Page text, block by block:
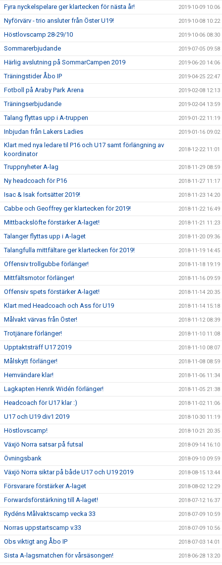
Fyra nyckelspelare ger klartecken för nästa år! 2019-10-09 10:06
Nyförvärv - trio ansluter från Öster U19! 2019-10-08 10:22
Höstlovscamp 28-29/10 2019-10-06 08:30
Sommarerbjudande 2019-07-05 09:58
Härlig avslutning på SommarCampen 2019 2019-06-20 14:06
Träningstider Åbo IP 2019-04-25 22:47
Fotboll på Araby Park Arena 2019-02-08 12:13
Träningserbjudande 2019-02-04 13:59
Talang flyttas upp i A-truppen 2019-01-22 11:19
Inbjudan från Lakers Ladies 2019-01-16 09:02
Klart med nya ledare til P16 och U17 samt förlängning av
koordinator
2018-12-22 11:01
Truppnyheter A-lag 2018-11-29 08:59
Ny headcoach för P16 2018-11-27 11:17
Isac & Isak fortsätter 2019! 2018-11-23 14:20
Cabbe och Geoffrey ger klartecken för 2019! 2018-11-22 16:49
Mittbackslöfte förstärker A-laget! 2018-11-21 11:23
Talanger flyttas upp i A-laget 2018-11-20 09:36
Talangfulla mittfältare ger klartecken för 2019! 2018-11-19 14:45
Offensiv trollgubbe förlänger! 2018-11-18 19:19
Mittfältsmotor förlänger! 2018-11-16 09:59
Offensiv spets förstärker A-laget! 2018-11-14 20:35
Klart med Headcoach och Ass för U19 2018-11-14 15:18
Målvakt värvas från Öster! 2018-11-12 08:39
Trotjänare förlänger! 2018-11-10 11:08
Upptaktsträff U17 2019 2018-11-10 08:07
Målskytt förlänger! 2018-11-08 08:59
Hemvändare klar! 2018-11-06 11:34
Lagkapten Henrik Widén förlänger! 2018-11-05 21:38
Headcoach för U17 klar :) 2018-11-02 11:06
U17 och U19 div1 2019 2018-10-30 11:19
Höstlovscamp! 2018-10-21 20:35
Växjö Norra satsar på futsal 2018-09-14 16:10
Övningsbank 2018-09-10 09:59
Växjö Norra siktar på både U17 och U19 2019 2018-08-15 13:44
Försvarare förstärker A-laget 2018-08-02 12:29
Forwardsförstärkning till A-laget! 2018-07-12 16:37
Rydéns Målvaktscamp vecka 33 2018-07-09 10:59
Norras uppstartscamp v.33 2018-07-09 10:56
Obs viktigt ang Åbo IP 2018-07-03 14:01
Sista A-lagsmatchen för vårsäsongen! 2018-06-28 13:20